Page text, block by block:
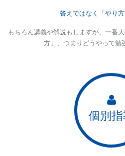
答えではなく「やり
もちろん講義や解説もしますが、一番
方」、つまりどうやって勉
個別